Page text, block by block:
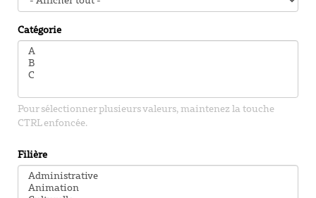
Catégorie
Pour sélectionner plusieurs valeurs, maintenez la touche
CTRL enfoncée.
Filière